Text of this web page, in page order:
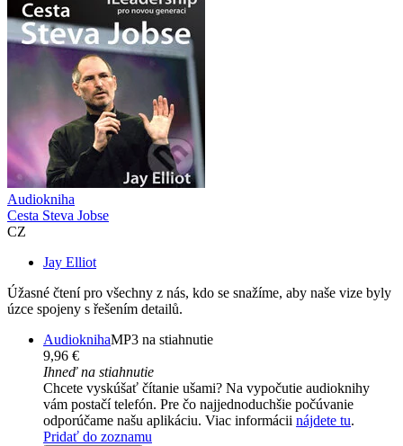
Audiokniha
Cesta Steva Jobse
CZ
Jay Elliot
Úžasné čtení pro všechny z nás, kdo se snažíme, aby naše vize byly
úzce spojeny s řešením detailů.
AudioknihaMP3 na stiahnutie
9,96 €
Ihneď na stiahnutie
Chcete vyskúšať čítanie ušami? Na vypočutie audioknihy
vám postačí telefón. Pre čo najjednoduchšie počúvanie
odporúčame našu aplikáciu. Viac informácii nájdete tu.
Pridať do zoznamu